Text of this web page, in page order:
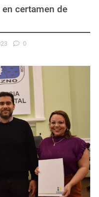
certamen de
0